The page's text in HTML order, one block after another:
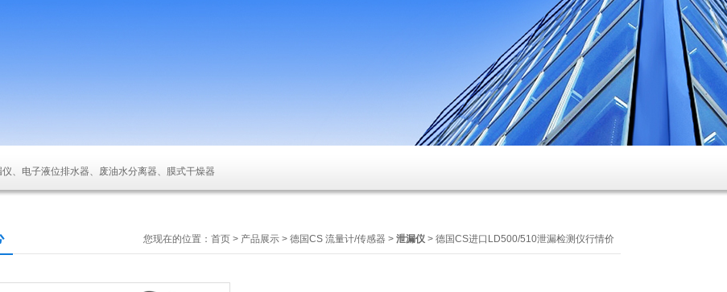
、电子液位排水器、废油水分离器、膜式干燥器
您现在的位置： 首页 > 产品展示 > 德国CS 流量计/传感器 > 泄漏仪 > 德国CS进口LD500/510泄漏检测仪行情价